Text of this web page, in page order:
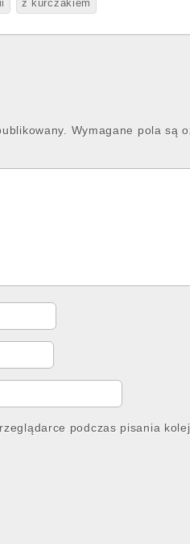
z kurczakiem
Wymagane pola są
podczas pisania